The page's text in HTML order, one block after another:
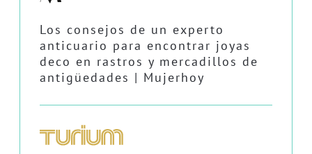
Los consejos de un experto
anticuario para encontrar joyas
deco en rastros y mercadillos de
antigüedades | Mujerhoy